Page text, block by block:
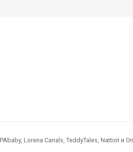
Lorena Canals, TeddyTales, Nattiot и